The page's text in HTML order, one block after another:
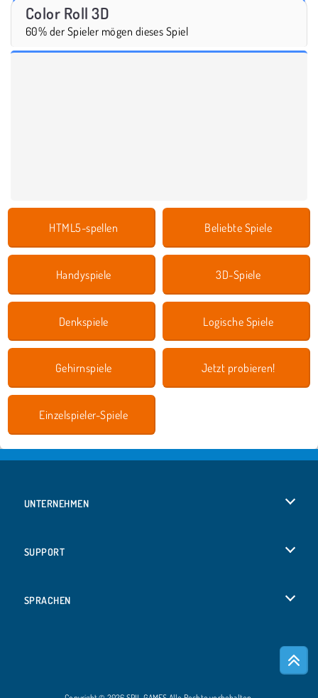
Color Roll 3D
60% der Spieler mögen dieses Spiel
HTML5-spellen Beliebte Spiele
Handyspiele 3D-Spiele
Denkspiele Logische Spiele
Gehirnspiele Jetzt probieren!
Einzelspieler-Spiele
UNTERNEHMEN
SUPPORT
SPRACHEN